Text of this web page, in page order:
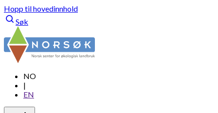
Hopp til hovedinnhold
Søk
NO
|
EN